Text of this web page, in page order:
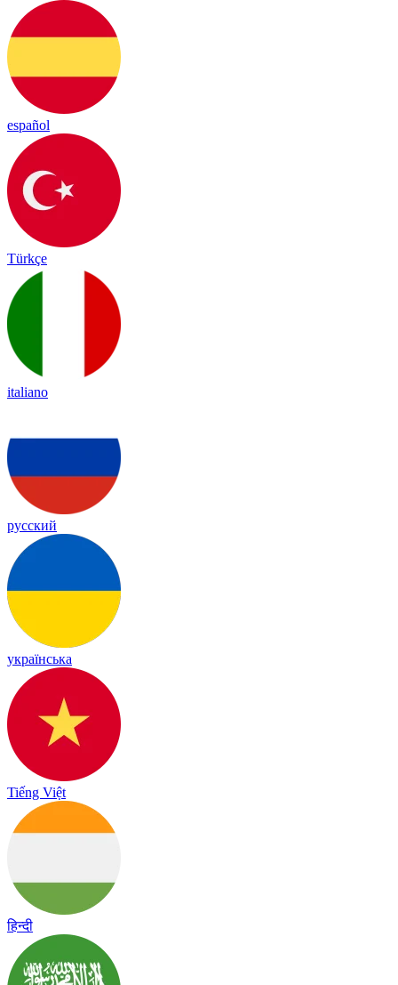
español
Türkçe
italiano
русский
українська
Tiếng Việt
हिन्दी